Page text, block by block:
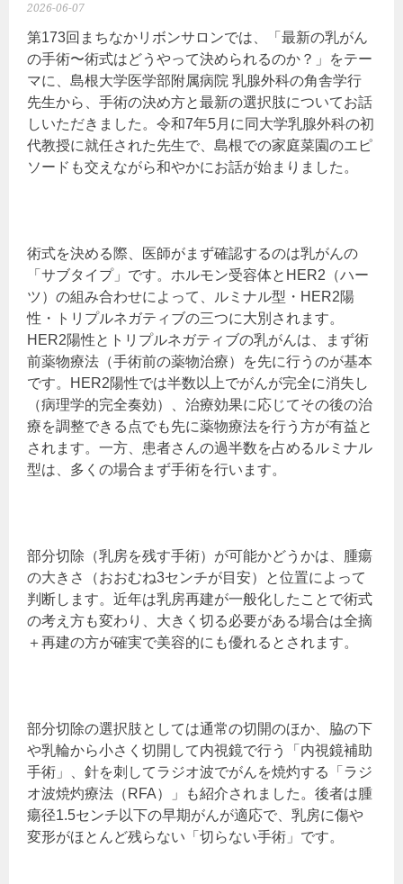
2026-06-07
第173回まちなかリボンサロンでは、「最新の乳がん
の手術〜術式はどうやって決められるのか？」をテー
マに、島根大学医学部附属病院 乳腺外科の角舎学行
先生から、手術の決め方と最新の選択肢についてお話
しいただきました。令和7年5月に同大学乳腺外科の初
代教授に就任された先生で、島根での家庭菜園のエピ
ソードも交えながら和やかにお話が始まりました。
術式を決める際、医師がまず確認するのは乳がんの
「サブタイプ」です。ホルモン受容体とHER2（ハー
ツ）の組み合わせによって、ルミナル型・HER2陽
性・トリプルネガティブの三つに大別されます。
HER2陽性とトリプルネガティブの乳がんは、まず術
前薬物療法（手術前の薬物治療）を先に行うのが基本
です。HER2陽性では半数以上でがんが完全に消失し
（病理学的完全奏効）、治療効果に応じてその後の治
療を調整できる点でも先に薬物療法を行う方が有益と
されます。一方、患者さんの過半数を占めるルミナル
型は、多くの場合まず手術を行います。
部分切除（乳房を残す手術）が可能かどうかは、腫瘍
の大きさ（おおむね3センチが目安）と位置によって
判断します。近年は乳房再建が一般化したことで術式
の考え方も変わり、大きく切る必要がある場合は全摘
＋再建の方が確実で美容的にも優れるとされます。
部分切除の選択肢としては通常の切開のほか、脇の下
や乳輪から小さく切開して内視鏡で行う「内視鏡補助
手術」、針を刺してラジオ波でがんを焼灼する「ラジ
オ波焼灼療法（RFA）」も紹介されました。後者は腫
瘍径1.5センチ以下の早期がんが適応で、乳房に傷や
変形がほとんど残らない「切らない手術」です。